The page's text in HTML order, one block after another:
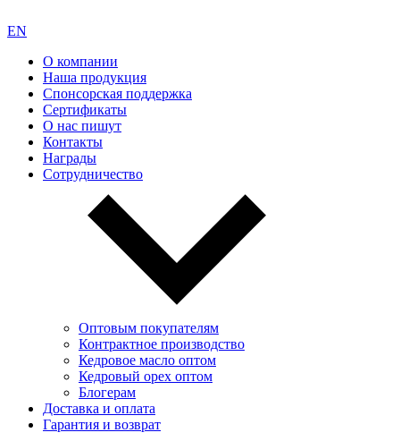
EN
О компании
Наша продукция
Спонсорская поддержка
Сертификаты
О нас пишут
Контакты
Награды
Сотрудничество
Оптовым покупателям
Контрактное производство
Кедровое масло оптом
Кедровый орех оптом
Блогерам
Доставка и оплата
Гарантия и возврат